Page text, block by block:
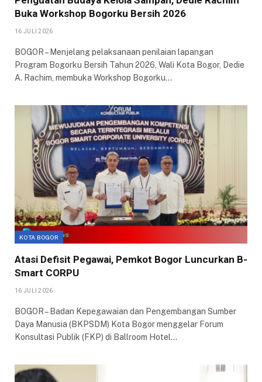
Buka Workshop Bogorku Bersih 2026
16 JULI 2026
BOGOR – Menjelang pelaksanaan penilaian lapangan
Program Bogorku Bersih Tahun 2026, Wali Kota Bogor, Dedie
A. Rachim, membuka Workshop Bogorku…
KOTA BOGOR
Atasi Defisit Pegawai, Pemkot Bogor Luncurkan B-
Smart CORPU
16 JULI 2026
BOGOR – Badan Kepegawaian dan Pengembangan Sumber
Daya Manusia (BKPSDM) Kota Bogor menggelar Forum
Konsultasi Publik (FKP) di Ballroom Hotel…